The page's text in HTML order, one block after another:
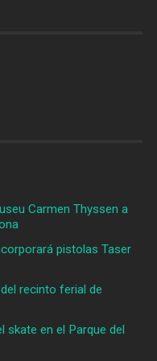
Carmen Thyssen a
pistolas Taser
recinto ferial de
skate en el Parque del